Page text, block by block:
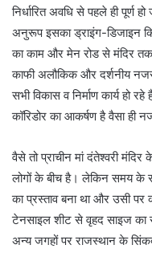
निर्धारित अवधि से पहले ही पूर्ण
अनुरूप इसका ड्राइंग-डिजाइन
का काम और मेन रोड से मंदिर तक
काफी अलौकिक और दर्शनीय
सभी विकास व निर्माण कार्य हो
कॉरिडोर का आकर्षण है वैसा ही
वैसे तो प्राचीन मां दंतेश्वरी
लोगों के बीच है। लेकिन समय के
का प्रस्ताव बना था और उसी पर
टेनसाइल शीट से वृहद साइज
अन्य जगहों पर राजस्थान के